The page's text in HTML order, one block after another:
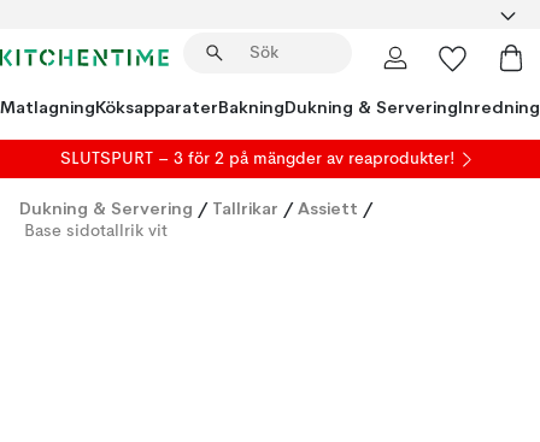
MatlagningKöksapparaterBakningDukning & ServeringInredning
SLUTSPURT – 3 för 2 på mängder av reaprodukter!
Dukning & Servering / Tallrikar / Assiett /
Base sidotallrik vit